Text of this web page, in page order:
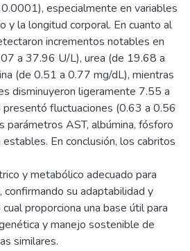
especialmente en variables
y la longitud corporal. En cuanto al
incrementos notables en
a 37.96 U/L), urea (de 19.68 a
(de 0.51 a 0.77 mg/dL), mientras
disminuyeron ligeramente 7.55 a
fluctuaciones (0.63 a 0.56
AST, albúmina, fósforo
En conclusión, los cabritos
y metabólico adecuado para
confirmando su adaptabilidad y
proporciona una base útil para
y manejo sostenible de
similares.